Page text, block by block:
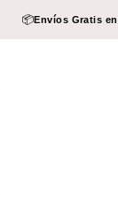
📦Envíos Gratis